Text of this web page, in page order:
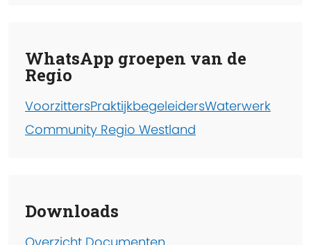
WhatsApp groepen van de
Regio
VoorzittersPraktijkbegeleidersWaterwerk
Community Regio Westland
Downloads